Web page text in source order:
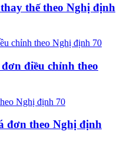
thế theo Nghị định
điều chỉnh theo
đơn theo Nghị định